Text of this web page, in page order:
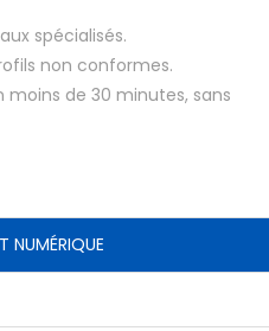
spécialisés.
non conformes.
de 30 minutes, sans
NUMÉRIQUE